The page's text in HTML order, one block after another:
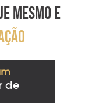
MESMO E
de